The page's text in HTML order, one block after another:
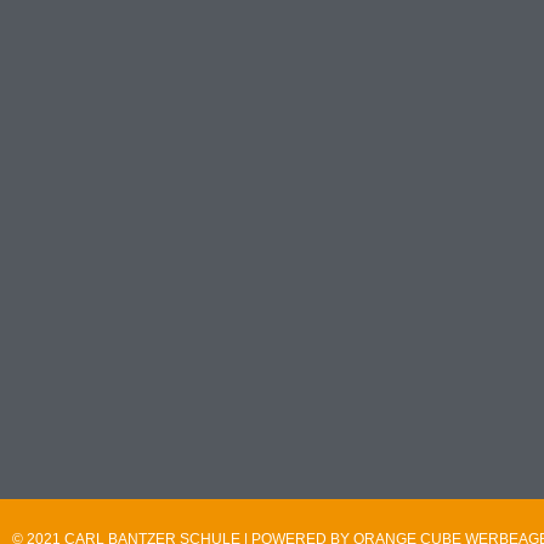
© 2021 CARL BANTZER SCHULE | POWERED BY ORANGE CUBE